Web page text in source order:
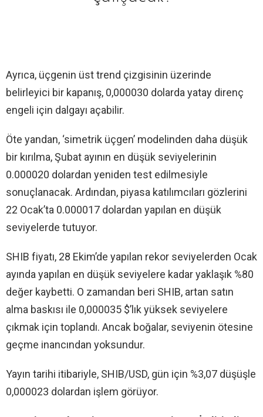
Ayrıca, üçgenin üst trend çizgisinin üzerinde
belirleyici bir kapanış, 0,000030 dolarda yatay direnç
engeli için dalgayı açabilir.
Öte yandan, ‘simetrik üçgen’ modelinden daha düşük
bir kırılma, Şubat ayının en düşük seviyelerinin
0.000020 dolardan yeniden test edilmesiyle
sonuçlanacak. Ardından, piyasa katılımcıları gözlerini
22 Ocak’ta 0.000017 dolardan yapılan en düşük
seviyelerde tutuyor.
SHIB fiyatı, 28 Ekim’de yapılan rekor seviyelerden Ocak
ayında yapılan en düşük seviyelere kadar yaklaşık %80
değer kaybetti. O zamandan beri SHIB, artan satın
alma baskısı ile 0,000035 $’lık yüksek seviyelere
çıkmak için toplandı. Ancak boğalar, seviyenin ötesine
geçme inancından yoksundur.
Yayın tarihi itibariyle, SHIB/USD, gün için %3,07 düşüşle
0,000023 dolardan işlem görüyor.